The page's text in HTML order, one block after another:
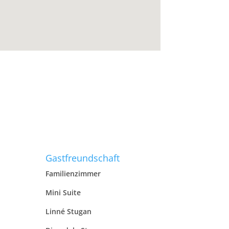
Gastfreundschaft
Familienzimmer
Mini Suite
Linné Stugan